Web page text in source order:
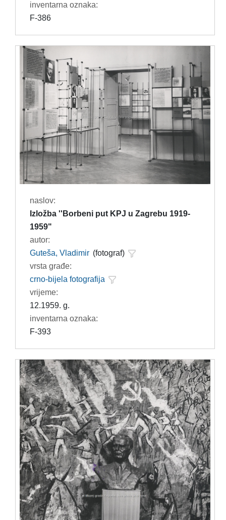
inventarna oznaka:
F-386
naslov:
Izložba ''Borbeni put KPJ u Zagrebu 1919-
1959"
autor:
Guteša, Vladimir (fotograf)
vrsta građe:
crno-bijela fotografija
vrijeme:
12.1959. g.
inventarna oznaka:
F-393